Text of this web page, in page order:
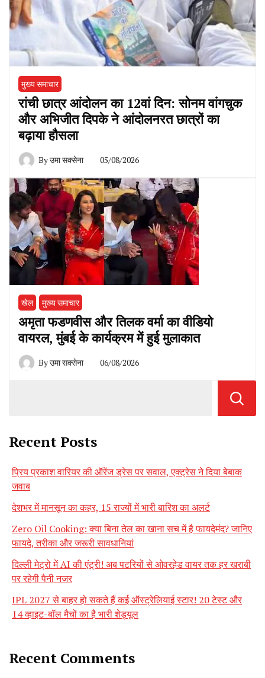
मुख्य समाचार
रांची छात्र आंदोलन का 12वां दिन: सोनम वांगचुक
और अभिजीत दिपके ने आंदोलनरत छात्रों का
बढ़ाया हौसला
Byउमा सक्सेना 05/08/2026
खेल मुख्य समाचार
अमृता फडणवीस और तिलक वर्मा का वीडियो
वायरल, मुंबई के कार्यक्रम में हुई मुलाकात
Byउमा सक्सेना 06/08/2026
Recent Posts
प्रिय प्रकाश वारियर की ऑरेंज ड्रेस पर सवाल, एक्ट्रेस ने दिया बेबाक
जवाब
देशभर में मानसून का कहर, 15 राज्यों में भारी बारिश का अलर्ट
Zero Oil Cooking: क्या बिना तेल का खाना सच में है फायदेमंद? जानिए
फायदे, तरीका और जरूरी सावधानियां
दिल्ली मेट्रो में AI की एंट्री! अब पटरियों से ओवरहेड वायर तक हर खराबी
पर रहेगी पैनी नजर
IPL 2027 से बाहर हो सकते हैं कई ऑस्ट्रेलियाई स्टार! 20 टेस्ट और
14 व्हाइट-बॉल मैचों का है भारी शेड्यूल
Recent Comments